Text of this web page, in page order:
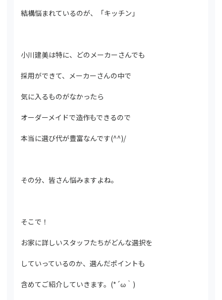
結構悩まれているのが、「キッチン」
小川建美は特に、どのメーカーさんでも
採用ができて、メーカーさんの中で
気に入るものがなかったら
オーダーメイドで造作もできるので
本当に選び代が豊富なんです(^^)/
その分、皆さん悩みますよね。
そこで！
お家に詳しいスタッフたちがどんな選択を
していっているのか、選んだポイントも
含めてご紹介していきます。(*´ω｀)